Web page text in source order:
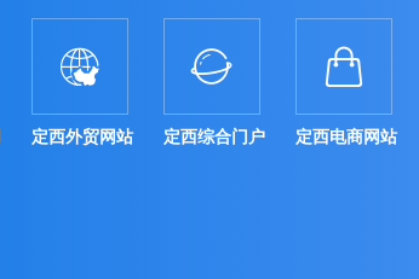

定西外贸网站

定西综合门户

定西电商网站